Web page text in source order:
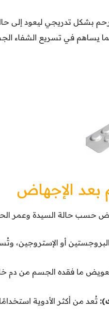
بشكل تدريجي ليعود إلى
يساهم في تسريع الشفاء
بعد الإجهاض
حسب حالة السيدة وعمر
أو الإستروجين،
ما فقده الجسم من دم
تُعد من أكثر الأدوية